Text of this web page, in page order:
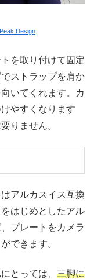
Design
を取り付けて固定
ストラップを肩か
いてくれます。カ
やすくなります
りません。
アルカスイス互換
はじめとしたアル
プレートをカメラ
できます。
とっては、 三脚に